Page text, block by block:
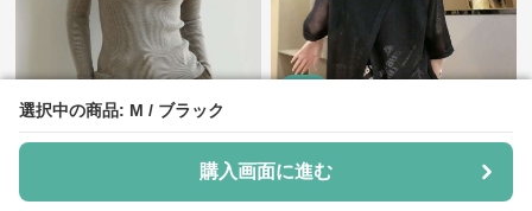
選択中の商品: M / ブラック
購入画面に進む
選択中の商品: M / ブラック
購入画面に進む
¥5,290 (税込)
40代ファッション レディース
¥6,000 ¥6670(割引前)
40代ファッション レディース